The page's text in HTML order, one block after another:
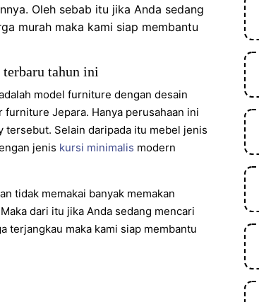
Oleh sebab itu jika Anda sedang
murah maka kami siap membantu
tahun ini
model furniture dengan desain
Jepara. Hanya perusahaan ini
tersebut. Selain daripada itu mebel jenis
jenis kursi minimalis modern
tidak memakai banyak memakan
dari itu jika Anda sedang mencari
terjangkau maka kami siap membantu